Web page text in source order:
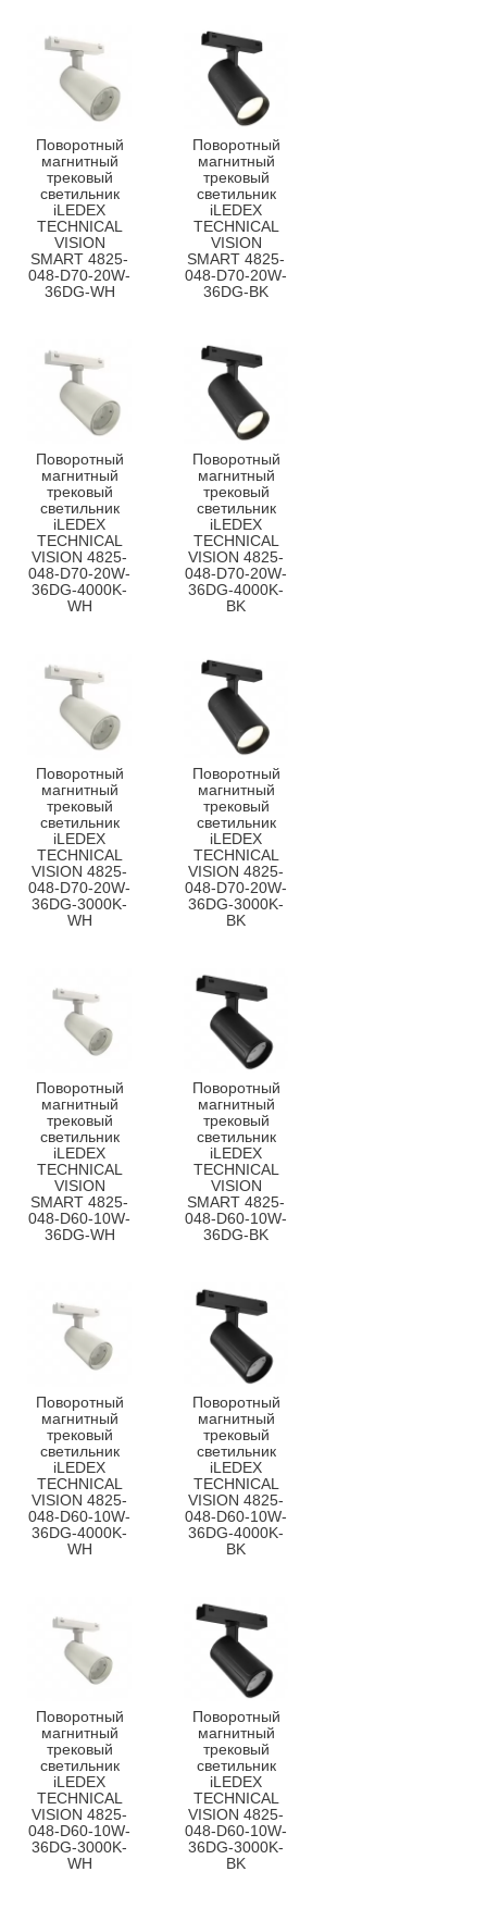
Поворотный
магнитный
трековый
светильник
iLEDEX
TECHNICAL
VISION
SMART 4825-
048-D70-20W-
36DG-WH
Поворотный
магнитный
трековый
светильник
iLEDEX
TECHNICAL
VISION
SMART 4825-
048-D70-20W-
36DG-BK
Поворотный
магнитный
трековый
светильник
iLEDEX
TECHNICAL
VISION 4825-
048-D70-20W-
36DG-4000K-
WH
Поворотный
магнитный
трековый
светильник
iLEDEX
TECHNICAL
VISION 4825-
048-D70-20W-
36DG-4000K-
BK
Поворотный
магнитный
трековый
светильник
iLEDEX
TECHNICAL
VISION 4825-
048-D70-20W-
36DG-3000K-
WH
Поворотный
магнитный
трековый
светильник
iLEDEX
TECHNICAL
VISION 4825-
048-D70-20W-
36DG-3000K-
BK
Поворотный
магнитный
трековый
светильник
iLEDEX
TECHNICAL
VISION
SMART 4825-
048-D60-10W-
36DG-WH
Поворотный
магнитный
трековый
светильник
iLEDEX
TECHNICAL
VISION
SMART 4825-
048-D60-10W-
36DG-BK
Поворотный
магнитный
трековый
светильник
iLEDEX
TECHNICAL
VISION 4825-
048-D60-10W-
36DG-4000K-
WH
Поворотный
магнитный
трековый
светильник
iLEDEX
TECHNICAL
VISION 4825-
048-D60-10W-
36DG-4000K-
BK
Поворотный
магнитный
трековый
светильник
iLEDEX
TECHNICAL
VISION 4825-
048-D60-10W-
36DG-3000K-
WH
Поворотный
магнитный
трековый
светильник
iLEDEX
TECHNICAL
VISION 4825-
048-D60-10W-
36DG-3000K-
BK